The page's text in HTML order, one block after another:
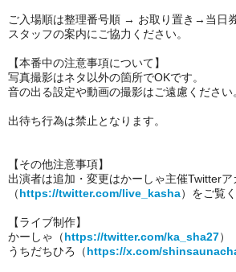
ご入場順は整理番号順 → お取り置き→当日券
スタッフの案内にご協力ください。
【本番中の注意事項について】
写真撮影はネタ以外の箇所でOKです。
音の出る設定や動画の撮影はご遠慮ください
出待ち行為は禁止となります。
【その他注意事項】
出演者は追加・変更はかーしゃ主催Twitterア
（https://twitter.com/live_kasha）をご覧
【ライブ制作】
かーしゃ（https://twitter.com/ka_sha27）
うちだちひろ（https://x.com/